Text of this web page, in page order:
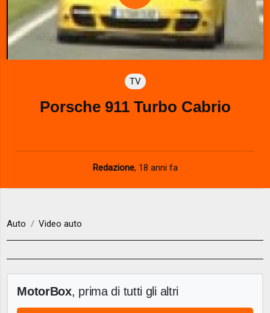
P
l
a
y
V
d
e
TV
Porsche 911 Turbo Cabrio
Redazione, 18 anni fa
Auto Video auto
MotorBox, prima di tutti gli altri